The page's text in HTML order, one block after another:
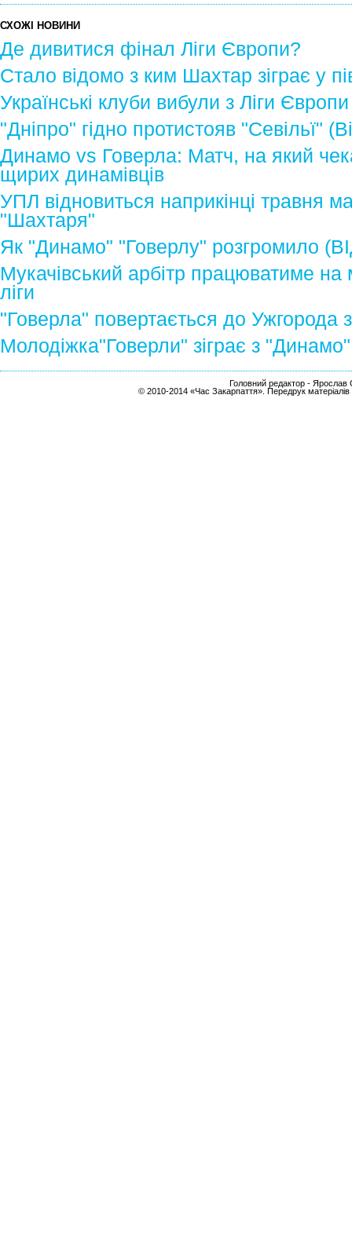
СХОЖІ НОВИНИ
Де дивитися фінал Ліги Європи?
Стало відомо з ким Шахтар зіграє у
Українські клуби вибули з Ліги Європи
"Дніпро" гідно протистояв "Севільї"
Динамо vs Говерла: Матч, на який
щирих динамівців
УПЛ відновиться наприкінці травня
"Шахтаря"
Як "Динамо" "Говерлу" розгромило
Мукачівський арбітр працюватиме на
ліги
"Говерла" повертається до Ужгорода
Молодіжка"Говерли" зіграє з "Динамо"
Головний редактор - Ярослав
© 2010-2014 «Час Закарпаття». Передрук